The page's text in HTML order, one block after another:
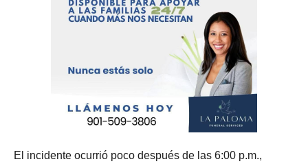
El incidente ocurrió poco después de las 6:00 p.m.,